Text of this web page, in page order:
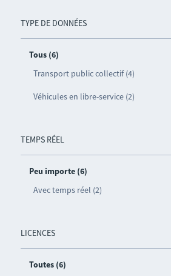
TYPE DE DONNÉES
Tous (6)
Transport public collectif (4)
Véhicules en libre-service (2)
TEMPS RÉEL
Peu importe (6)
Avec temps réel (2)
LICENCES
Toutes (6)